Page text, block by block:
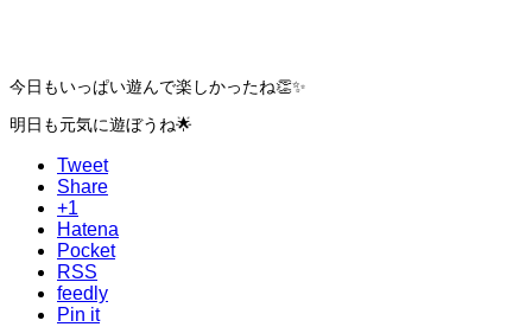
今日もいっぱい遊んで楽しかったね👏✨
明日も元気に遊ぼうね🌟
Tweet
Share
+1
Hatena
Pocket
RSS
feedly
Pin it